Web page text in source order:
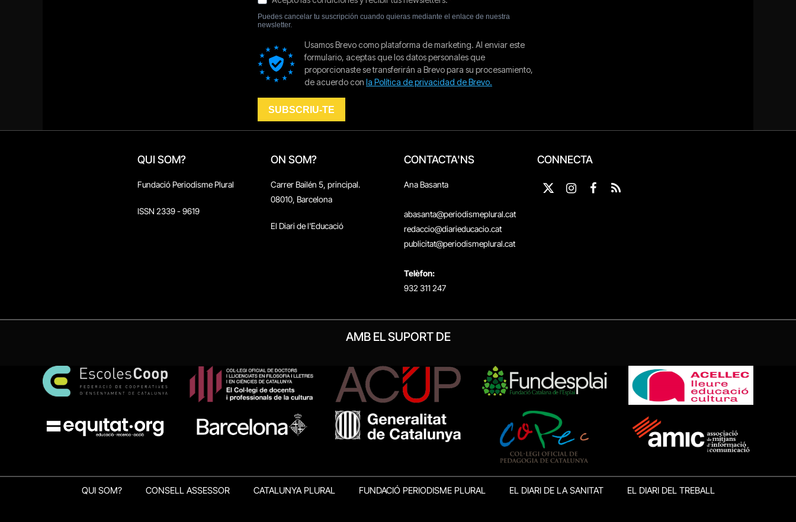
QUI SOM?
Fundació Periodisme Plural
ISSN 2339 - 9619
ON SOM?
Carrer Bailén 5, principal.
08010, Barcelona
El Diari de l'Educació
CONTACTA'NS
Ana Basanta
abasanta@periodismeplural.cat
redaccio@diarieducacio.cat
publicitat@periodismeplural.cat
Telèfon:
932 311 247
CONNECTA
X
Instagram
Facebook
RSS
AMB EL SUPORT DE
QUI SOM? CONSELL ASSESSOR CATALUNYA PLURAL FUNDACIÓ PERIODISME PLURAL EL DIARI DE LA SANITAT EL DIARI DEL TREBALL